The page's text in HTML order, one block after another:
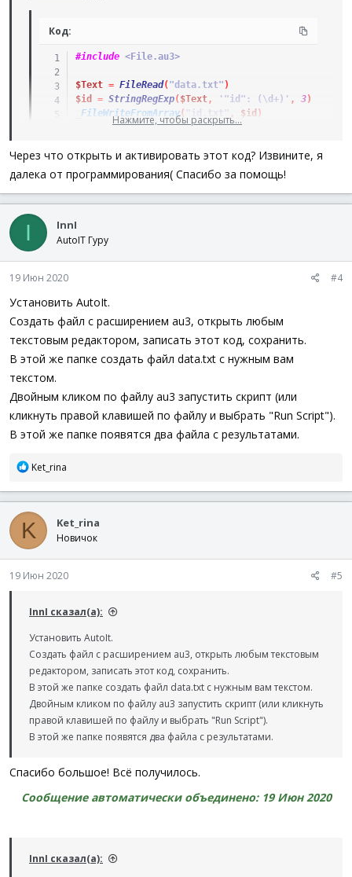
Код:
#include <File.au3>
$Text = FileRead( "data.txt" )
$id = StringRegExp( $Text, '"id": (\d+)' , 3)
_FileWriteFromArray( , $id )
= StringRegExp($Text, '"title": "(.*)"'
Нажмите, чтобы раскрыть...
Через что открыть и активировать этот код? Извините, я
далека от программирования( Спасибо за помощь!
I InnI
AutoIT Гуру
19 Июн 2020 #4
Установить AutoIt.
Создать файл с расширением au3, открыть любым
текстовым редактором, записать этот код, сохранить.
В этой же папке создать файл data.txt с нужным вам
текстом.
Двойным кликом по файлу au3 запустить скрипт (или
кликнуть правой клавишей по файлу и выбрать "Run Script").
В этой же папке появятся два файла с результатами.
Р
а
к
ц
и
и
Ket_rina
K Ket_rina
Новичок
19 Июн 2020 #5
InnI сказал(а):
Установить AutoIt.
Создать файл с расширением au3, открыть любым текстовым
редактором, записать этот код, сохранить.
В этой же папке создать файл data.txt с нужным вам текстом.
Двойным кликом по файлу au3 запустить скрипт (или кликнуть
правой клавишей по файлу и выбрать "Run Script").
В этой же папке появятся два файла с результатами.
Спасибо большое! Всё получилось.
Сообщение автоматически объединено: 19 Июн 2020
InnI сказал(а):